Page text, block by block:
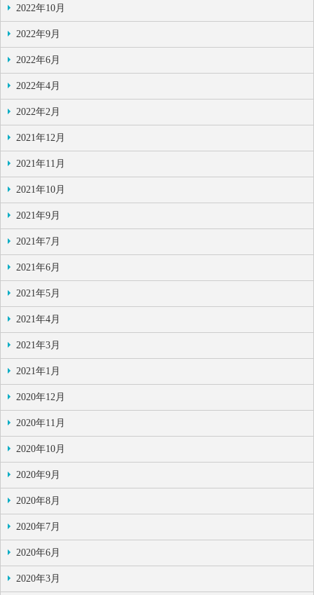
2022年10月
2022年9月
2022年6月
2022年4月
2022年2月
2021年12月
2021年11月
2021年10月
2021年9月
2021年7月
2021年6月
2021年5月
2021年4月
2021年3月
2021年1月
2020年12月
2020年11月
2020年10月
2020年9月
2020年8月
2020年7月
2020年6月
2020年3月